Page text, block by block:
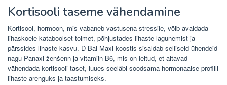
Kortisooli taseme vähendamine
Kortisool, hormoon, mis vabaneb vastusena stressile, võib avaldada
lihaskoele kataboolset toimet, põhjustades lihaste lagunemist ja
pärssides lihaste kasvu. D-Bal Maxi koostis sisaldab selliseid ühendeid
nagu Panaxi ženšenn ja vitamiin B6, mis on leitud, et aitavad
vähendada kortisooli taset, luues seeläbi soodsama hormonaalse profiili
lihaste arenguks ja taastumiseks.